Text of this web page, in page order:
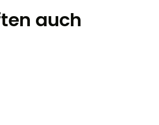
auch